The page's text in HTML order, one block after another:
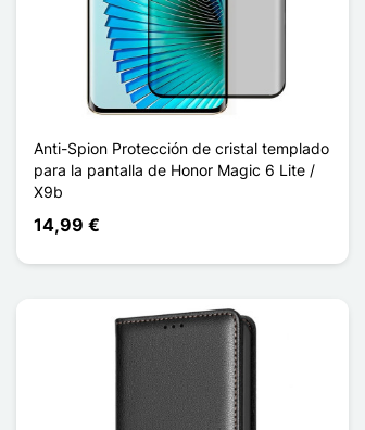
Anti-Spion Protección de cristal templado
para la pantalla de Honor Magic 6 Lite /
X9b
14,99 €